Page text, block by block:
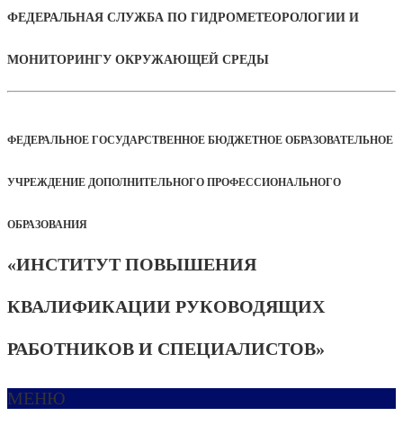
ФЕДЕРАЛЬНАЯ СЛУЖБА ПО ГИДРОМЕТЕОРОЛОГИИ И
МОНИТОРИНГУ ОКРУЖАЮЩЕЙ СРЕДЫ
ФЕДЕРАЛЬНОЕ ГОСУДАРСТВЕННОЕ БЮДЖЕТНОЕ ОБРАЗОВАТЕЛЬНОЕ
УЧРЕЖДЕНИЕ ДОПОЛНИТЕЛЬНОГО ПРОФЕССИОНАЛЬНОГО
ОБРАЗОВАНИЯ
«ИНСТИТУТ ПОВЫШЕНИЯ
КВАЛИФИКАЦИИ РУКОВОДЯЩИХ
РАБОТНИКОВ И СПЕЦИАЛИСТОВ»
МЕНЮ